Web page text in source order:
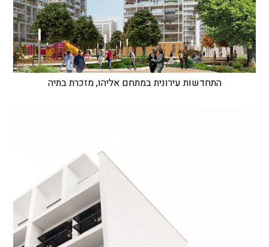
התחדשות עירונית במתחם אליהו, מזכרת בתיה